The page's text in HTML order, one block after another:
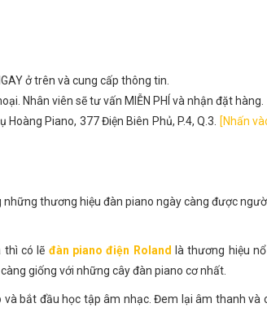
ở trên và cung cấp thông tin.
Nhân viên sẽ tư vấn MIỄN PHÍ và nhận đặt hàng.
Piano, 377 Điện Biên Phủ, P.4, Q.3.
[Nhấn
thương hiệu đàn piano ngày càng được
thì có lẽ đàn piano điện Roland
là thương hiệu
giống với những cây đàn piano cơ nhất.
bắt đầu học tập âm nhạc. Đem lại âm thanh và